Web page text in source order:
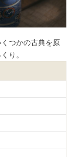
つかの古典を原
り。